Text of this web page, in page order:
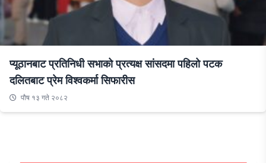
प्यूठानबाट प्रतिनिधी सभाको प्रत्यक्ष सांसदमा पहिलो पटक
दलितबाट प्रेम विश्वकर्मा सिफारीस
पौष १३ गते २०८२